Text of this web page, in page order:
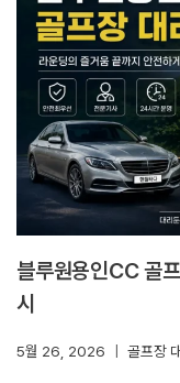
블루원용인CC 골
시
5월 26, 2026 골프장